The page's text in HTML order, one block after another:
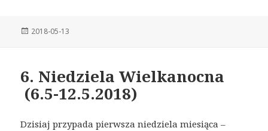
Posted
2018-05-13
6. Niedziela Wielkanocna
(6.5-12.5.2018)
Dzisiaj przypada pierwsza niedziela miesiąca –